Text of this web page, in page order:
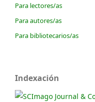
Para lectores/as
Para autores/as
Para bibliotecarios/as
Indexación